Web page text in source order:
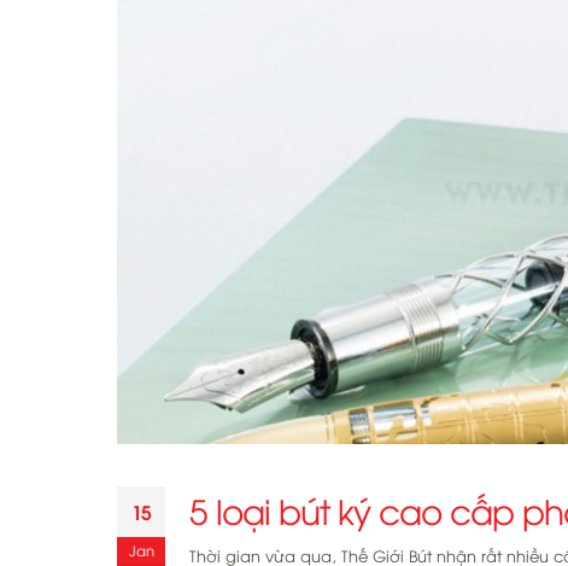
15
Jan
5 loại bút ký cao cấp
Thời gian vừa qua, Thế Giới Bút nhận rất